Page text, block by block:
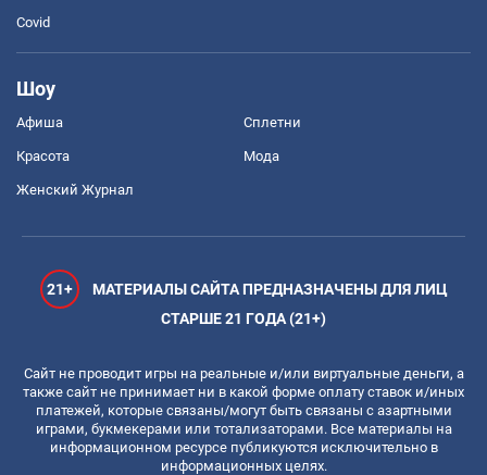
Covid
Шоу
Афиша Сплетни
Красота Мода
Женский Журнал
21+
МАТЕРИАЛЫ САЙТА ПРЕДНАЗНАЧЕНЫ ДЛЯ ЛИЦ
СТАРШЕ 21 ГОДА (21+)
Сайт не проводит игры на реальные и/или виртуальные деньги, а
также сайт не принимает ни в какой форме оплату ставок и/иных
платежей, которые связаны/могут быть связаны с азартными
играми, букмекерами или тотализаторами. Все материалы на
информационном ресурсе публикуются исключительно в
информационных целях.